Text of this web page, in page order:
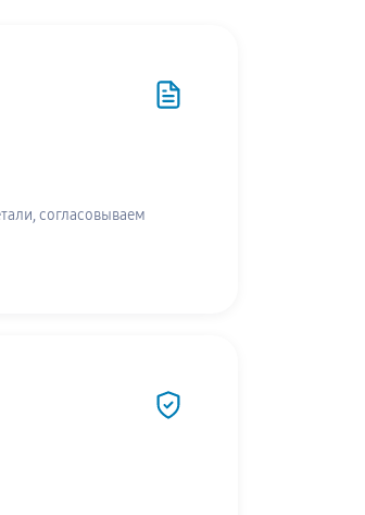
согласовываем